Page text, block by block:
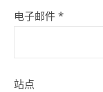
电子邮件 *
站点